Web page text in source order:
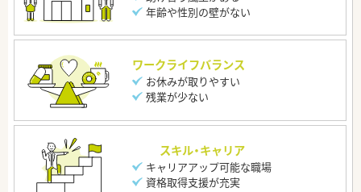
年齢や性別の壁がない
ワークライフバランス
お休みが取りやすい
残業が少ない
スキル・キャリア
キャリアアップ可能な職場
資格取得支援が充実